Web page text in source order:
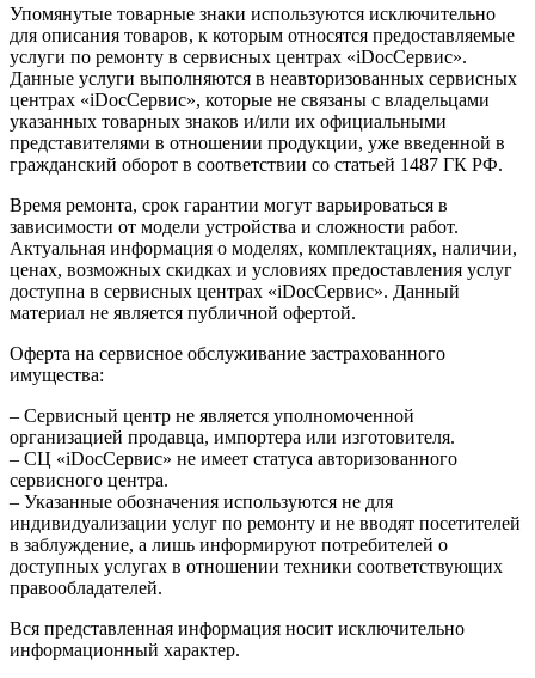
Упомянутые товарные знаки используются исключительно
для описания товаров, к которым относятся предоставляемые
услуги по ремонту в сервисных центрах «iDocСервис».
Данные услуги выполняются в неавторизованных сервисных
центрах «iDocСервис», которые не связаны с владельцами
указанных товарных знаков и/или их официальными
представителями в отношении продукции, уже введенной в
гражданский оборот в соответствии со статьей 1487 ГК РФ.
Время ремонта, срок гарантии могут варьироваться в
зависимости от модели устройства и сложности работ.
Актуальная информация о моделях, комплектациях, наличии,
ценах, возможных скидках и условиях предоставления услуг
доступна в сервисных центрах «iDocСервис». Данный
материал не является публичной офертой.
Оферта на сервисное обслуживание застрахованного
имущества:
– Сервисный центр не является уполномоченной
организацией продавца, импортера или изготовителя.
– СЦ «iDocСервис» не имеет статуса авторизованного
сервисного центра.
– Указанные обозначения используются не для
индивидуализации услуг по ремонту и не вводят посетителей
в заблуждение, а лишь информируют потребителей о
доступных услугах в отношении техники соответствующих
правообладателей.
Вся представленная информация носит исключительно
информационный характер.